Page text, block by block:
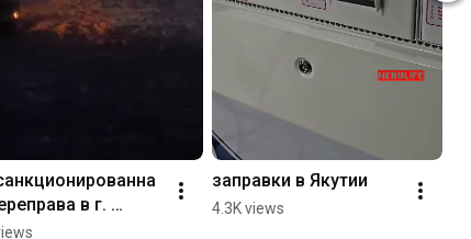
в г.
через реку
заправки в Якутии
4.3K views